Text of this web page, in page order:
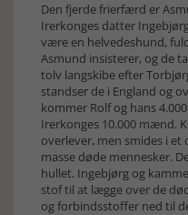
Den fjerde frierfærd er
Irerkonges datter
være en helvedeshund,
Asmund insisterer, og de
tolv langskibe efter
standser de i England og
kommer Rolf og hans
Irerkonges 10.000 mænd.
overlever, men smides i
masse døde mennesker.
hullet. Ingebjørg og
stof til at lægge over de
og forbindsstoffer ned til